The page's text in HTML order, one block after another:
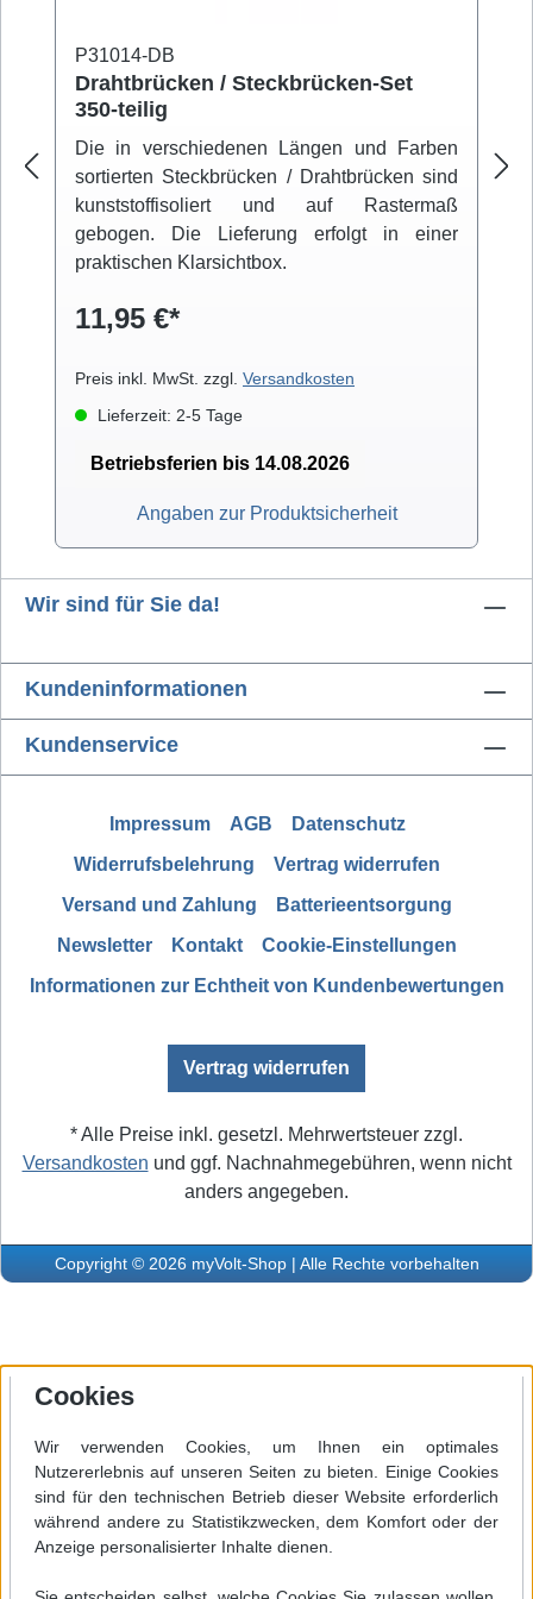
P31014-DB
Drahtbrücken / Steckbrücken-Set
350-teilig
Die in verschiedenen Längen und Farben
sortierten Steckbrücken / Drahtbrücken sind
kunststoffisoliert und auf Rastermaß
gebogen. Die Lieferung erfolgt in einer
praktischen Klarsichtbox.
11,95 €*
Preis inkl. MwSt. zzgl. Versandkosten
Lieferzeit: 2-5 Tage
Betriebsferien bis 14.08.2026
Angaben zur Produktsicherheit
Wir sind für Sie da!
Kundeninformationen
Kundenservice
Impressum AGB
Datenschutz
Widerrufsbelehrung
Vertrag widerrufen
Versand und Zahlung
Batterieentsorgung
Newsletter
Kontakt
Cookie-Einstellungen
Informationen zur Echtheit von Kundenbewertungen
Vertrag widerrufen
* Alle Preise inkl. gesetzl. Mehrwertsteuer zzgl.
Versandkosten und ggf. Nachnahmegebühren, wenn nicht
anders angegeben.
Copyright © 2026 myVolt-Shop | Alle Rechte vorbehalten
Cookies
Wir verwenden Cookies, um Ihnen ein optimales
Nutzererlebnis auf unseren Seiten zu bieten. Einige Cookies
sind für den technischen Betrieb dieser Website erforderlich
während andere zu Statistikzwecken, dem Komfort oder der
Anzeige personalisierter Inhalte dienen.